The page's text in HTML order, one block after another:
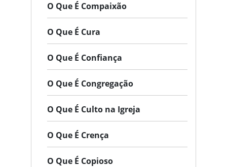
O Que É Compaixão
O Que É Cura
O Que É Confiança
O Que É Congregação
O Que É Culto na Igreja
O Que É Crença
O Que É Copioso